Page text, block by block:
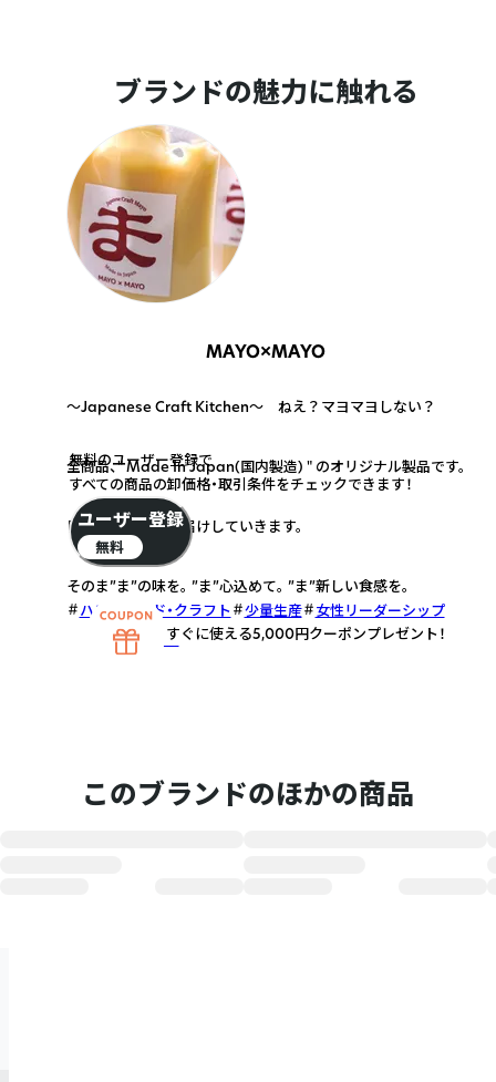
ブランドの魅力に触れる
MAYO×MAYO
～Japanese Craft Kitchen～ ねえ？マヨマヨしない？
全商品、" Made In Japan(国内製造) " のオリジナル製品です。
2
日本応援食品をお届けしていきます。
3
そのま”ま”の味を。 ”ま”心込めて。 ”ま”新しい食感を。
ハンドメイド・クラフト
少量生産
女性リーダーシップ
さらに詳しく
このブランドのほかの商品
無料のユーザー登録で
すべての商品の卸価格・取引条件をチェックできます！
ユーザー登録
無料
すぐに使える5,000円クーポンプレゼント！